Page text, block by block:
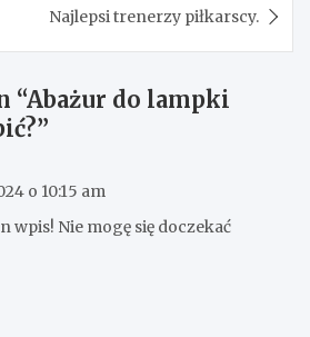
Najlepsi trenerzy piłkarscy.
“Abażur do lampki
”
o 10:15 am
wpis! Nie mogę się doczekać